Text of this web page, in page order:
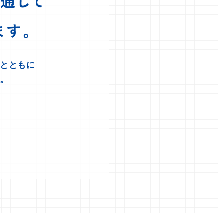
して
。
ともに